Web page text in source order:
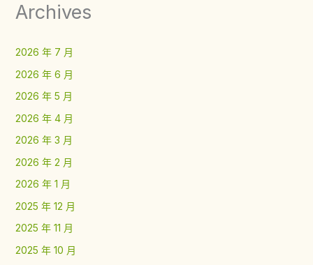
Archives
2026 年 7 月
2026 年 6 月
2026 年 5 月
2026 年 4 月
2026 年 3 月
2026 年 2 月
2026 年 1 月
2025 年 12 月
2025 年 11 月
2025 年 10 月